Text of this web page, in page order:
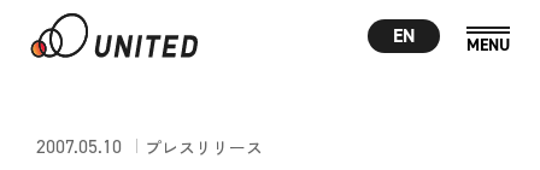
EN
2007.05.10 プレスリリース